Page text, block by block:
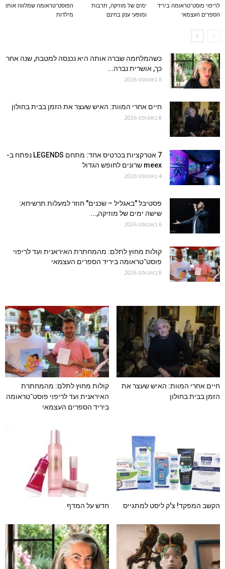
לריפוי פוסט־טראומה ביריד
הספרים העצמאי
ימים של מוזיקה, תרבות
ומופעי ענק בחינם
הפוסט־טראומה שמלווה אותו
מילדות
כשהמלחמה שברה אותה היא נכנסה למטבח, שנה אחר
כך, אושרית נברה...
6 באוגוסט 2026
חיים אחרי המוות: האיש שעצר את הזמן בבית בחולון
8 באוגוסט 2026
7 אטרקציות בכרטיס אחד: מתחם LEGENDS נפתח ב-
meex שרונים לחופש הגדול
4 באוגוסט 2026
פסטיבל "באגליל – שכנים" חוזר למעלות תרשיחא:
שישה ימים של מוזיקה,...
6 באוגוסט 2026
קולות מחוץ לתלם: מהמחתרת האיראנית ועד לריפוי
פוסט־טראומה ביריד הספרים העצמאי
8 באוגוסט 2026
חיים אחרי המוות: האיש שעצר את
הזמן בבית בחולון
קולות מחוץ לתלם: מהמחתרת
האיראנית ועד לריפוי פוסט־טראומה
ביריד הספרים העצמאי
הקשב המפקד! צ'ק ליסט למתגייס חדש על המדף